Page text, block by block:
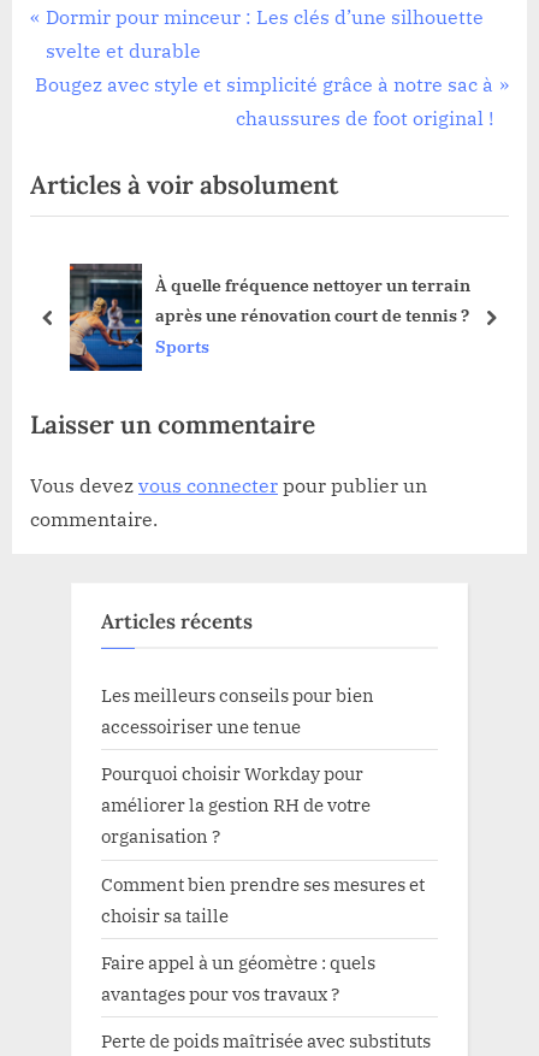
Navigation
de
P
r
e
o
u
o
:
Dormir pour minceur : Les clés d’une silhouette
svelte et durable
N
t
P
Bougez avec style et simplicité grâce à notre sac à
chaussures de foot original !
Articles à voir absolument
nettoyer un terrain
court de tennis ?
Quels sont les
pour une
prev next
Laisser un commentaire
Vous devez vous connecter pour publier un
commentaire.
Articles récents
Les meilleurs conseils pour bien
accessoiriser une tenue
Pourquoi choisir Workday pour
améliorer la gestion RH de votre
organisation ?
Comment bien prendre ses mesures et
choisir sa taille
Faire appel à un géomètre : quels
avantages pour vos travaux ?
Perte de poids maîtrisée avec substituts